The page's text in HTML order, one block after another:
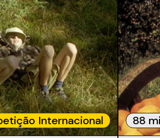
Internacional 88